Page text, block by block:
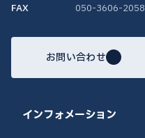
FAX
050-3606-2058
お問い合わせ
インフォメーション